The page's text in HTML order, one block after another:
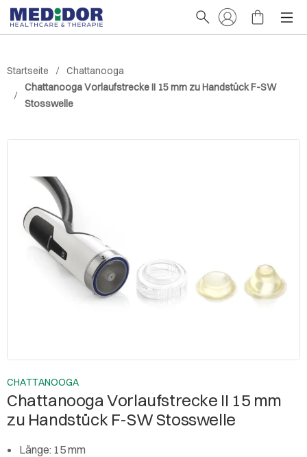
Startseite
Chattanooga
Chattanooga Vorlaufstrecke II 15 mm zu Handstück F-SW
Stosswelle
CHATTANOOGA
Chattanooga Vorlaufstrecke II 15 mm
zu Handstück F-SW Stosswelle
Länge: 15 mm